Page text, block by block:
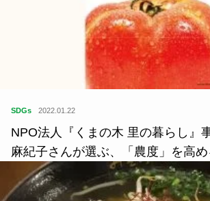
SDGs 2022.01.22
NPO法人『くまの木 里の暮らし』
麻紀子さんが選ぶ、「農度」を高